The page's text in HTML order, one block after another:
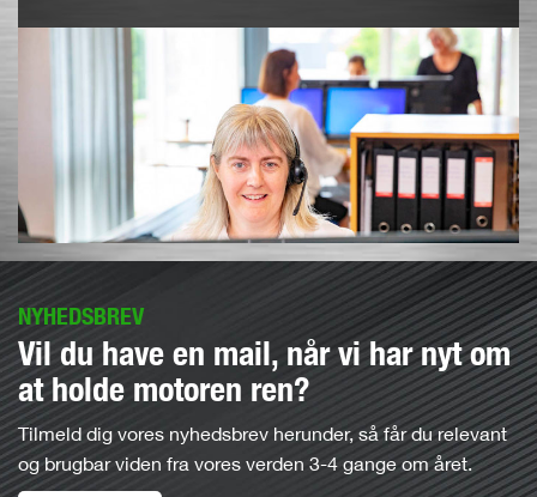
NYHEDSBREV
Vil du have en mail, når vi har nyt om
at holde motoren ren?
Tilmeld dig vores nyhedsbrev herunder, så får du relevant
og brugbar viden fra vores verden 3-4 gange om året.